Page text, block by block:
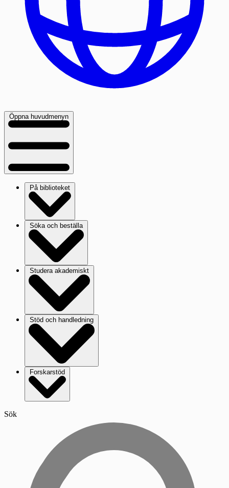
Öppna huvudmenyn
På biblioteket
Söka och beställa
Studera akademiskt
Stöd och handledning
Forskarstöd
Sök